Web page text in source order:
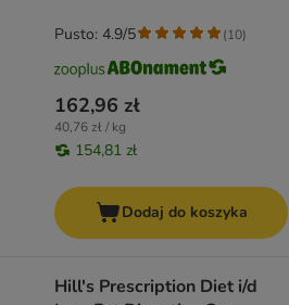
162,96 zł
40,76 zł / kg
154,81 zł
Pusto: 4.9/5 (10)
Dodaj do koszyka
Hill's Prescription Diet i/d